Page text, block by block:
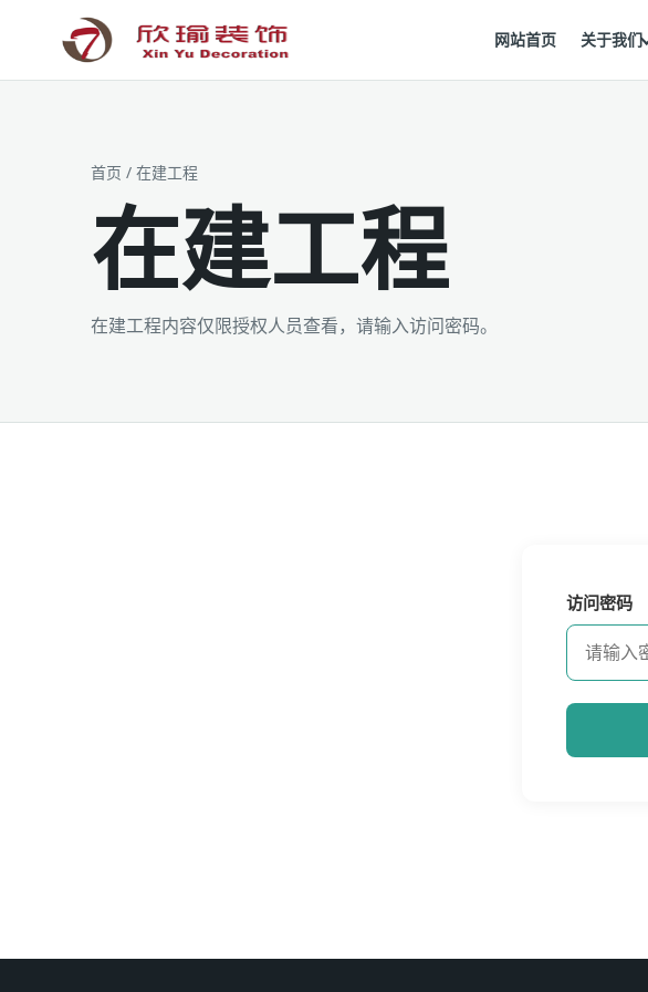
工装为主 · 家装为辅 · 设计施工
网站首页 关于我们
首页 / 在建工程
在建工程
在建工程内容仅限授权人员查看，请输入访问密码。
访问密码